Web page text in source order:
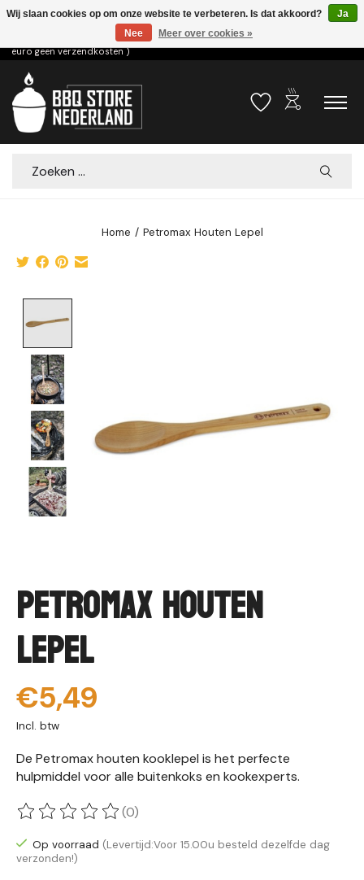
Voor 15.00u besteld dezelfde dag verzonden! ( 6,95 verzendkosten, vanaf 75
euro geen verzendkosten )
Verlanglijst
outdoor_grill
Zoeken
Home / Petromax Houten Lepel
Petromax Houten
Lepel
€5,49
Incl. btw
De Petromax houten kooklepel is het perfecte
hulpmiddel voor alle buitenkoks en kookexperts.
De beoordeling van dit product is
(0)
Op voorraad (Levertijd:Voor 15.00u besteld dezelfde dag
verzonden!)
Wij slaan cookies op om onze website te verbeteren. Is dat akkoord?
Ja
Nee
Meer over cookies »